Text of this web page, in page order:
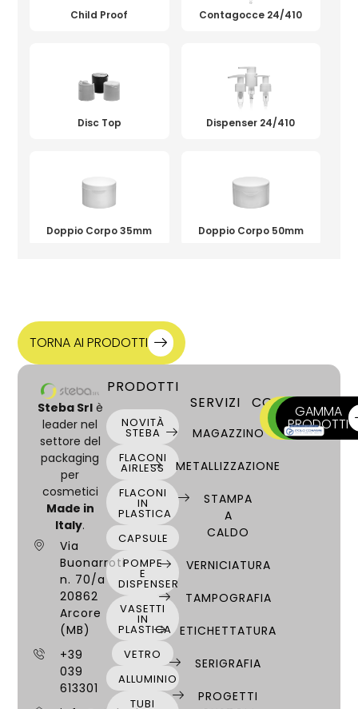
Informazioni aggiuntive
Serigrafia, Stampa a caldo, Tampografia,
Verniciatura
Child Proof Contagocce 24/410
Disc Top Dispenser 24/410
Doppio Corpo 35mm Doppio Corpo 50mm
Flip Top bombato
Messico
Minitrigger 24/410
Pompa Fluidi 24/410 Pompa Smart 24/410
TORNA AI PRODOTTI
Steba Srlè
leader nel
settore del
packaging
per
cosmetici
Made in
Italy.
Via
Buonarroti
n. 70/a
20862
Arcore
(MB)
+39
039
613301
PRODOTTI
NOVITÀ
STEBA
FLACONI
AIRLESS
FLACONI
IN
PLASTICA
CAPSULE
POMPE
E
DISPENSER
VASETTI
IN
PLASTICA
VETRO
ALLUMINIO
TUBI
SERVIZI
MAGAZZINO
METALLIZZAZIONE
STAMPA
A
CALDO
VERNICIATURA
TAMPOGRAFIA
ETICHETTATURA
SERIGRAFIA
PROGETTI
CONTATTI
SCRIVICI
ORA
CHIAMA
ORA
GAMMA
PRODOTTI